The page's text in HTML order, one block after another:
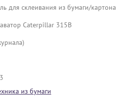
для склеивания из бумаги/картона
Caterpillar 315B
из бумаги